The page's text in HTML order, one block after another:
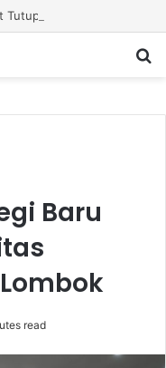
Baru
read